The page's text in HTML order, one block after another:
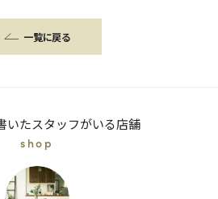
一覧に戻る
いたスタッフがいる店舗
shop